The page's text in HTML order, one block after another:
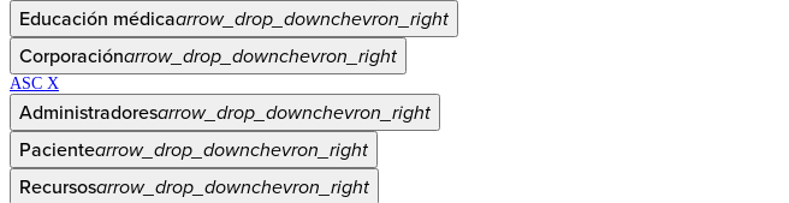
Educación médicaarrow_drop_downchevron_right
Corporaciónarrow_drop_downchevron_right
ASC X
Administradoresarrow_drop_downchevron_right
Pacientearrow_drop_downchevron_right
Recursosarrow_drop_downchevron_right